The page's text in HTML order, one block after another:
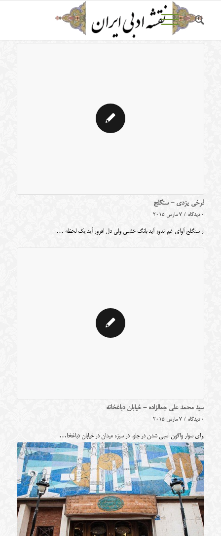
فرخی یزدی - سنگلج
0 دیدگاه / 7 مارس 2015
از سنگلج آوای غم اندوز آید بانگ خشنی ولی دل افروز آید یک لحظه …
سید محمد علی جمالزاده - خیابان دباغخانه
0 دیدگاه / 7 مارس 2015
برای سوار واگون اسبی شدن در جلو، در سبزه میدان در خیابان دباغخا…